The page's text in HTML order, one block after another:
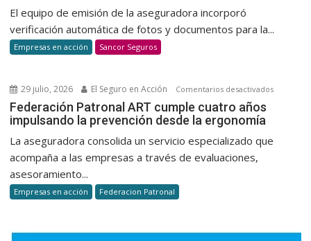
la
El equipo de emisión de la aseguradora incorporó
verificación automática de fotos y documentos para la...
Empresas en acción Sancor Seguros
29 julio, 2026 El Seguro en Acción Comentarios desactivadosen
Federación Patronal ART cumple cuatro años
impulsando la prevención desde la ergonomía
La aseguradora consolida un servicio especializado que
acompaña a las empresas a través de evaluaciones,
asesoramiento...
Empresas en acción Federacion Patronal